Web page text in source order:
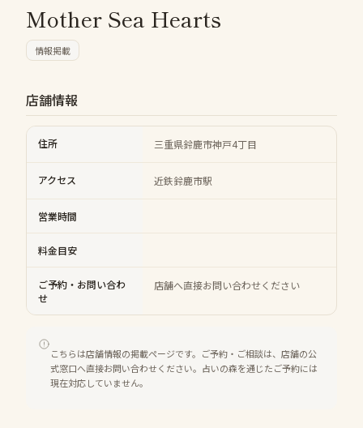
Mother Sea Hearts
情報掲載
店舗情報
住所 三重県鈴鹿市神戸4丁目
アクセス 近鉄鈴鹿市駅
営業時間
料金目安
ご予約・お問い合わ
せ
店舗へ直接お問い合わせください
こちらは店舗情報の掲載ページです。ご予約・ご相談は、店舗の公
式窓口へ直接お問い合わせください。占いの森を通じたご予約には
現在対応していません。